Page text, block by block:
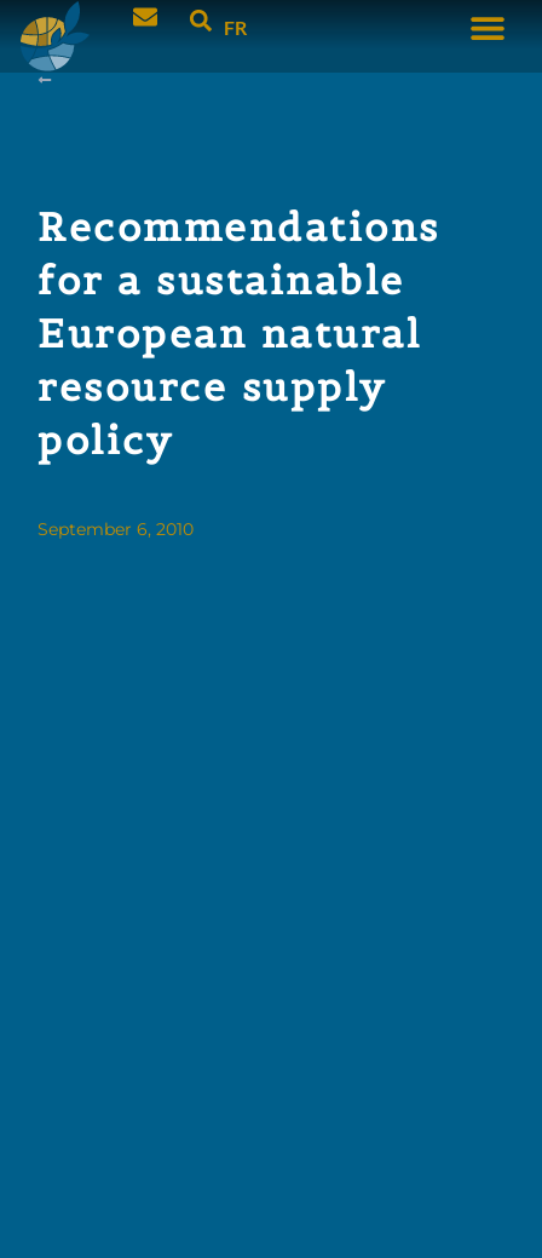
FR
Recommendations
for a sustainable
European natural
resource supply
policy
September 6, 2010